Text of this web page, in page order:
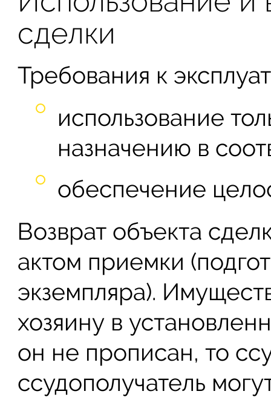
сделки
Требования к
использование
назначению в
обеспечение
Возврат объекта
актом приемки
экземпляра).
хозяину в
он не прописан, то
ссудополучатель